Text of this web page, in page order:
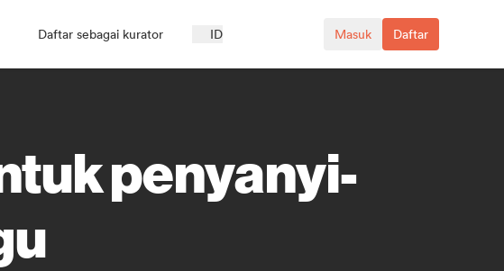
Daftar sebagai kurator ID Masuk Daftar
penyanyi-